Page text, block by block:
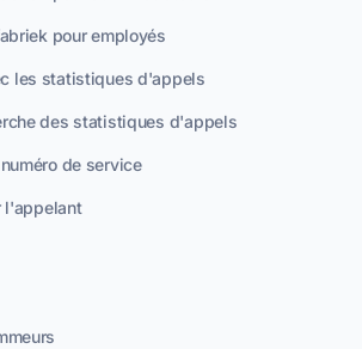
pour employés
les statistiques d'appels
des statistiques d'appels
de service
l'appelant